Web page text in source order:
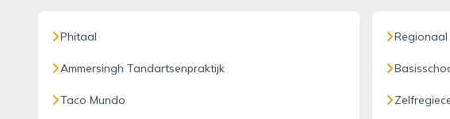
Phitaal
Ammersingh Tandartsenpraktijk
Taco Mundo
Regionaal